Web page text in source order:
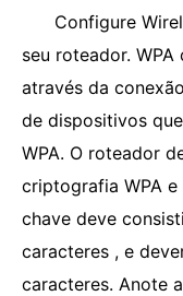
Configure
seu roteador.
através da
de dispositivos
WPA. O roteador
criptografia WPA
chave deve
caracteres , e
caracteres. Anote